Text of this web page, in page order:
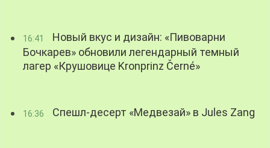
16:41
Новый вкус и дизайн: «Пивоварни
Бочкарев» обновили легендарный темный
лагер «Крушовице Kronprinz Černé»
16:36 Спешл-десерт «Медвезай» в Jules Zang